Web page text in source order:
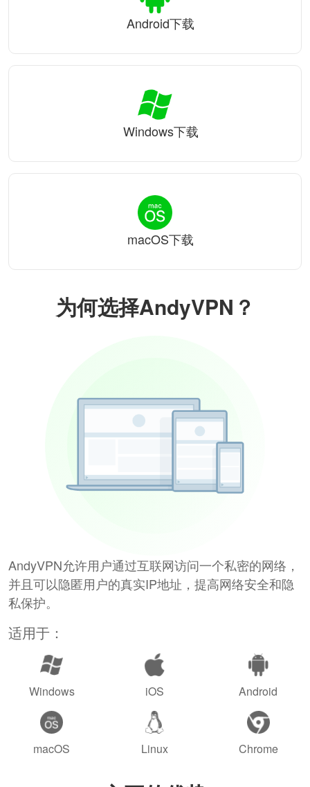
为何选择AndyVPN？
AndyVPN允许用户通过互联网访问一个私密的网络，
并且可以隐匿用户的真实IP地址，提高网络安全和隐
私保护。
适用于：
Windows iOS Android
macOS Linux Chrome
Android下载
Windows下载
macOS下载